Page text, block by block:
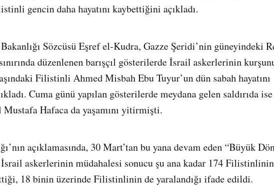
gencin daha hayatını kaybettiğini açıkladı.
Sözcüsü Eşref el-Kudra, Gazze Şeridi’nin güneyindeki
düzenlenen barışçıl gösterilerde İsrail askerlerinin
Filistinli Ahmed Misbah Ebu Tuyur’un dün sabah hayatını
Cuma günü yapılan gösterilerde meydana gelen saldırıda
Hafaca da yaşamını yitirmişti.
açıklamasında, 30 Mart’tan bu yana devam eden “Büyük
askerlerinin müdahalesi sonucu şu ana kadar 174 Filistinlinin
18 binin üzerinde Filistinlinin de yaralandığı ifade edildi.